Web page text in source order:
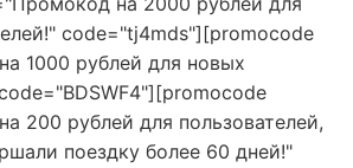
code="tj4mds"][promocode
1000 рублей для новых
200 рублей для пользователей,
поездку более 60 дней!"